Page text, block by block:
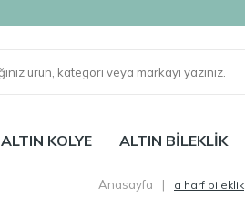
ALTIN KOLYE ALTIN BİLEKLİK
Anasayfa | a harf bileklik